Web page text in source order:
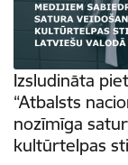
Izsludināta
“Atbalsts
nozīmīga
kultūrtelpas